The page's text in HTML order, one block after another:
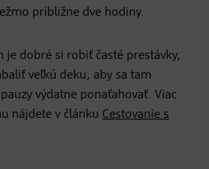
približne dve hodiny.
je dobré si robiť časté prestávky,
veľkú deku, aby sa tam
výdatne ponaťahovať. Viac
nájdete v článku Cestovanie s